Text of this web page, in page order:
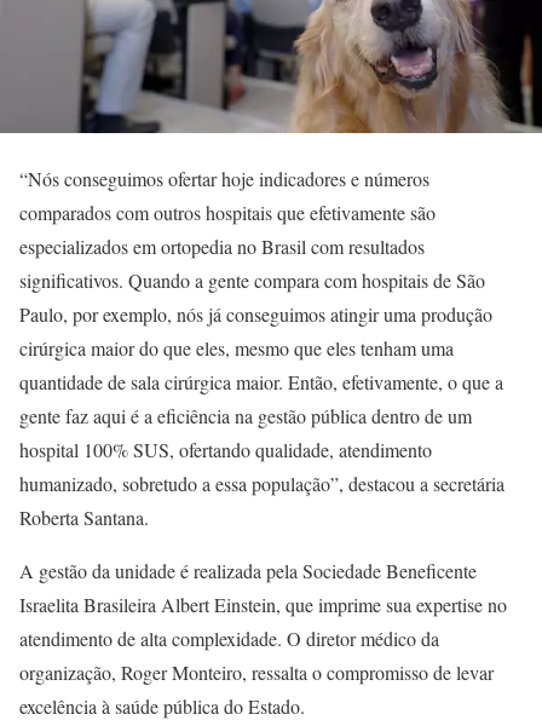
“Nós conseguimos ofertar hoje indicadores e números
comparados com outros hospitais que efetivamente são
especializados em ortopedia no Brasil com resultados
significativos. Quando a gente compara com hospitais de São
Paulo, por exemplo, nós já conseguimos atingir uma produção
cirúrgica maior do que eles, mesmo que eles tenham uma
quantidade de sala cirúrgica maior. Então, efetivamente, o que a
gente faz aqui é a eficiência na gestão pública dentro de um
hospital 100% SUS, ofertando qualidade, atendimento
humanizado, sobretudo a essa população”, destacou a secretária
Roberta Santana.
A gestão da unidade é realizada pela Sociedade Beneficente
Israelita Brasileira Albert Einstein, que imprime sua expertise no
atendimento de alta complexidade. O diretor médico da
organização, Roger Monteiro, ressalta o compromisso de levar
excelência à saúde pública do Estado.